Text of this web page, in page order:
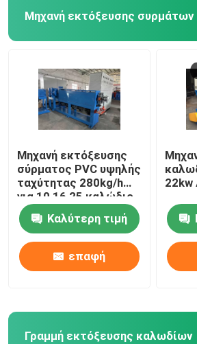
Κεφαλίδα διασταύρωσης
Χάλκινο σύρμα ζωγραφικής
Μηχανή εκτόξευσης συρμάτων
Μηχανή εκτόξευσης
σύρματος PVC υψηλής
ταχύτητας 280kg/h
για 10 16 25 καλώδιο
Καλύτερη τιμή
επαφή
22kw
Γραμμή εκτόξευσης καλωδίων